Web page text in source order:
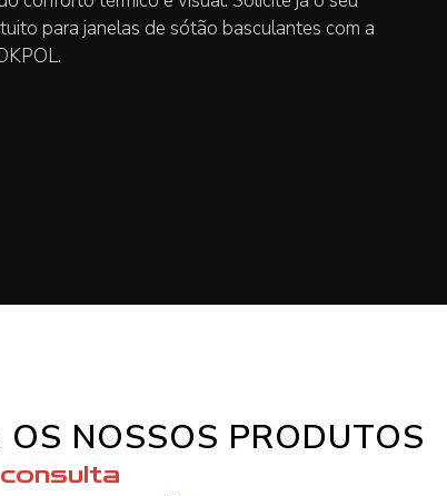
para janelas de sótão basculantes com a
OS NOSSOS PRODUTOS